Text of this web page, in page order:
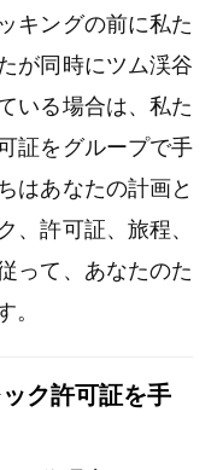
キングの前に私た
が同時にツム渓谷
いる場合は、私た
証をグループで手
はあなたの計画と
、許可証、旅程、
って、あなたのた
。
ク許可証を手